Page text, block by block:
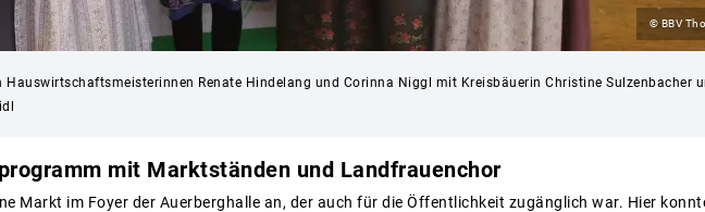
© BBV
Hauswirtschaftsmeisterinnen Renate Hindelang und Corinna Niggl mit Kreisbäuerin Christine Sulzenbacher
mit Marktständen und Landfrauenchor
Markt im Foyer der Auerberghalle an, der auch für die Öffentlichkeit zugänglich war. Hier